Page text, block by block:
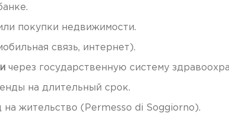
покупки недвижимости.
связь, интернет).
через государственную систему
на длительный срок.
на жительство (Permesso di Soggiorno).